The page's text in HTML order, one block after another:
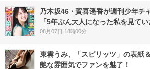
乃木坂46・賀喜遥香が週刊少年チ
「5年ぶん大人になった私を見てい
08月07日 18時00分
東雲うみ、「スピリッツ」の表紙
艶な雰囲気でファンを魅了！